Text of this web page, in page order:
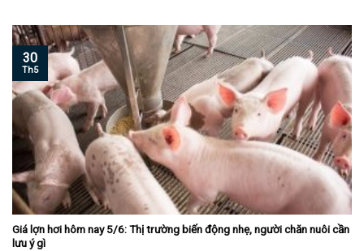
Giá lợn hơi hôm nay 5/6: Thị trường biến động nhẹ, người chăn nuôi cần
lưu ý gì
30
Th5